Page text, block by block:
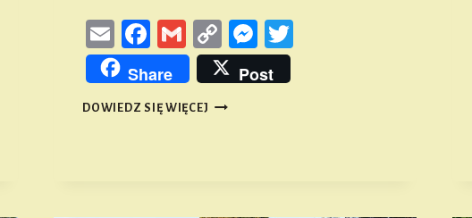
EmailFacebook
GmailCopy
Link
Messenger
Share Post
DOWIEDZ SIĘ WIĘCEJ PODWÓJNA